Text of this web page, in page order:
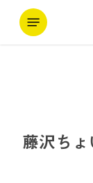
Menu
藤沢ち